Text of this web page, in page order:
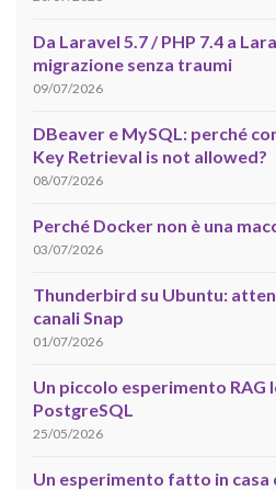
Da Laravel 5.7 / PHP 7.4 a
migrazione senza traumi
09/07/2026
DBeaver e MySQL: perché
Key Retrieval is not allowed?
08/07/2026
Perché Docker non è una
03/07/2026
Thunderbird su Ubuntu:
canali Snap
01/07/2026
Un piccolo esperimento RAG
PostgreSQL
25/05/2026
Un esperimento fatto in casa